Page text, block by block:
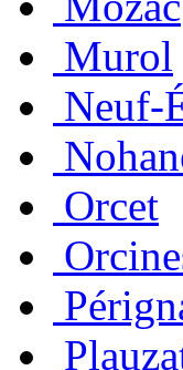
Murol
Neuf-
Orcet